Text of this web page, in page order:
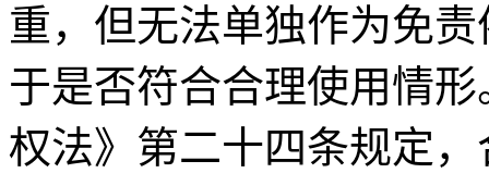
重，但无法单独作为免
于是否符合合理使用情
权法》第二十四条规定